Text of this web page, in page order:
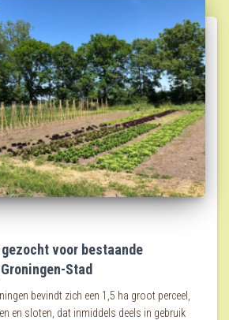
voor bestaande
Stad
bevindt zich een 1,5 ha groot perceel,
en sloten, dat inmiddels deels in gebruik